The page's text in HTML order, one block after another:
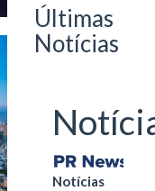
Últimas
Notícias
Notícias